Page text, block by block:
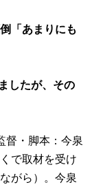
「あまりにも
したが、その
督・脚本：今泉
で取材を受け
がら）。今泉